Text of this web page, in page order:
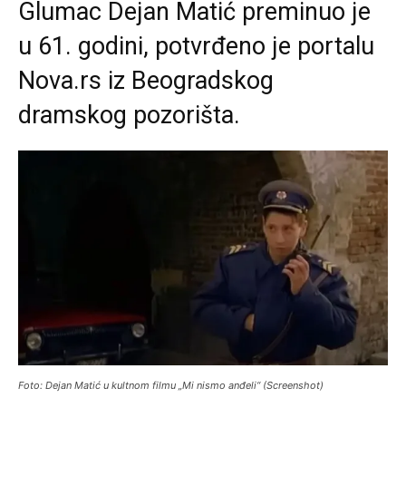
Glumac Dejan Matić preminuo je
u 61. godini, potvrđeno je portalu
Nova.rs iz Beogradskog
dramskog pozorišta.
Foto: Dejan Matić u kultnom filmu „Mi nismo anđeli“ (Screenshot)